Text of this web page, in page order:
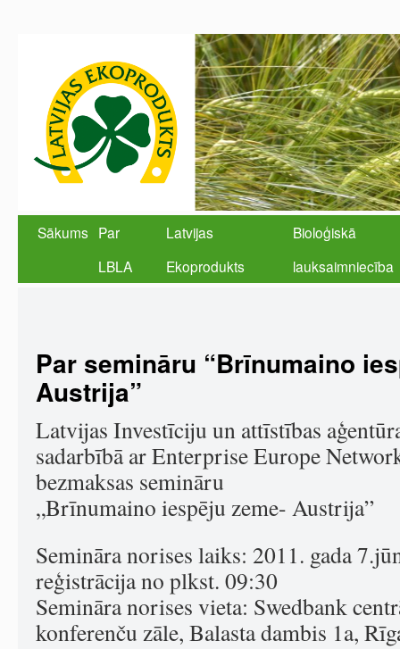
Sākums Par
LBLA
Latvijas
Ekoprodukts
Bioloģiskā
lauksaimniecība
Par semināru “Brīnumaino
Austrija”
Latvijas Investīciju un attīstības
sadarbībā ar Enterprise Europe
bezmaksas semināru
„Brīnumaino iespēju zeme- Austrija”
Semināra norises laiks: 2011. gada
reģistrācija no plkst. 09:30
Semināra norises vieta: Swedbank
konferenču zāle, Balasta dambis 1a,